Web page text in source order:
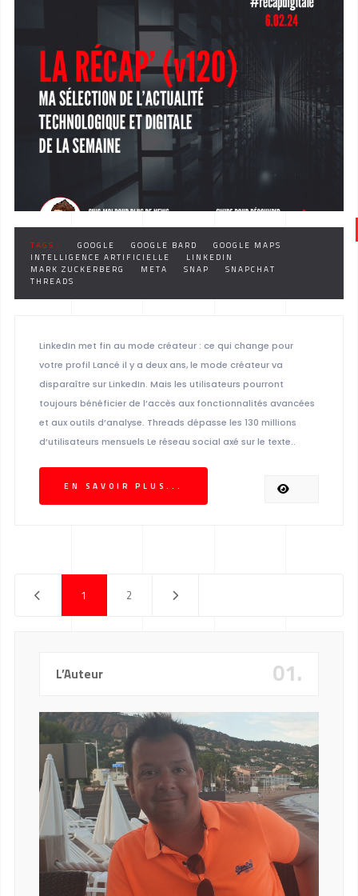
TAGS : GOOGLE GOOGLE BARD
GOOGLE MAPS
INTELLIGENCE ARTIFICIELLE
LINKEDIN
MARK ZUCKERBERG
META SNAP
SNAPCHAT
THREADS
LinkedIn met fin au mode créateur : ce qui change pour
votre profil Lancé il y a deux ans, le mode créateur va
disparaître sur LinkedIn. Mais les utilisateurs pourront
toujours bénéficier de l’accès aux fonctionnalités avancées
et aux outils d’analyse. Threads dépasse les 130 millions
d’utilisateurs mensuels Le réseau social axé sur le texte..
EN SAVOIR PLUS...
1 2
L’Auteur 01.